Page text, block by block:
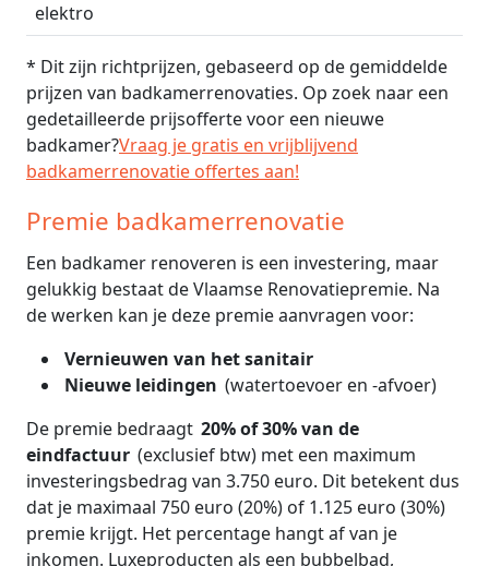
elektro
* Dit zijn richtprijzen, gebaseerd op de gemiddelde
prijzen van badkamerrenovaties. Op zoek naar een
gedetailleerde prijsofferte voor een nieuwe
badkamer?Vraag je gratis en vrijblijvend
badkamerrenovatie offertes aan!
Premie badkamerrenovatie
Een badkamer renoveren is een investering, maar
gelukkig bestaat de Vlaamse Renovatiepremie. Na
de werken kan je deze premie aanvragen voor:
Vernieuwen van het sanitair
Nieuwe leidingen (watertoevoer en -afvoer)
De premie bedraagt 20% of 30% van de
eindfactuur (exclusief btw) met een maximum
investeringsbedrag van 3.750 euro. Dit betekent dus
dat je maximaal 750 euro (20%) of 1.125 euro (30%)
premie krijgt. Het percentage hangt af van je
inkomen. Luxeproducten als een bubbelbad,